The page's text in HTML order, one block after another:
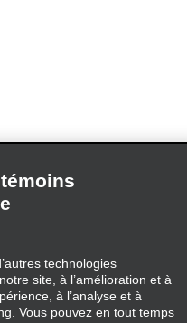
de confidentialité
technologies
site, à l’amélioration et à
à l’analyse et à
Vous pouvez en tout temps